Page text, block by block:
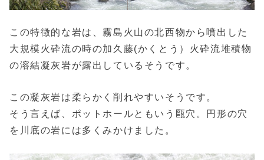
この特徴的な岩は、霧島火山の北西物から噴出した
大規模火砕流の時の加久藤(かくとう）火砕流堆積物
の溶結凝灰岩が露出しているそうです。
この凝灰岩は柔らかく削れやすいそうです。
そう言えば、ポットホールともいう甌穴。円形の穴
を川底の岩には多くみかけました。